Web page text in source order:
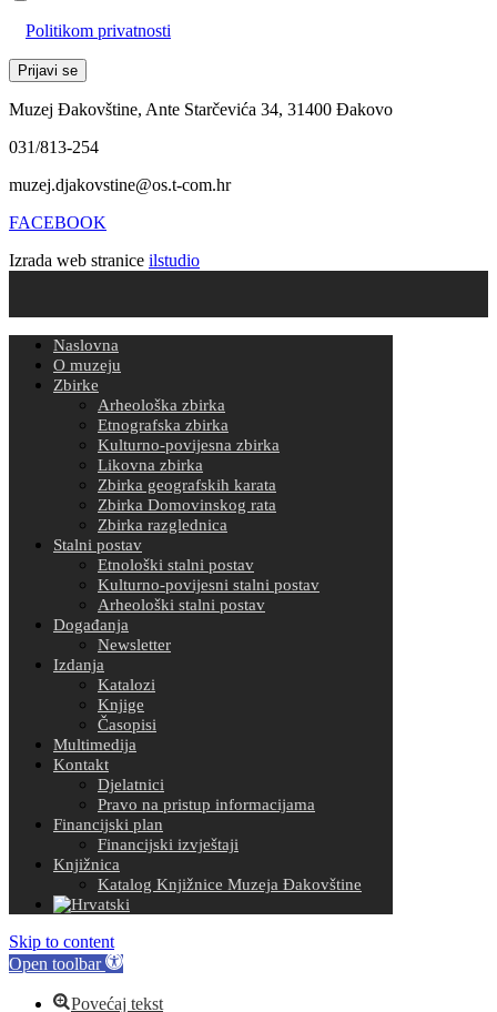
Politikom privatnosti
Muzej Đakovštine, Ante Starčevića 34, 31400 Đakovo
031/813-254
muzej.djakovstine@os.t-com.hr
FACEBOOK
Izrada web stranice ilstudio
Naslovna
O muzeju
Zbirke
Arheološka zbirka
Etnografska zbirka
Kulturno-povijesna zbirka
Likovna zbirka
Zbirka geografskih karata
Zbirka Domovinskog rata
Zbirka razglednica
Stalni postav
Etnološki stalni postav
Kulturno-povijesni stalni postav
Arheološki stalni postav
Događanja
Newsletter
Izdanja
Katalozi
Knjige
Časopisi
Multimedija
Kontakt
Djelatnici
Pravo na pristup informacijama
Financijski plan
Financijski izvještaji
Knjižnica
Katalog Knjižnice Muzeja Đakovštine
Skip to content
Open toolbar
Povećaj tekst